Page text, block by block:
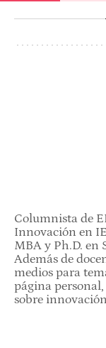
Columnista de
Innovación en
MBA y Ph.D. en
Además de
medios para
página
sobre